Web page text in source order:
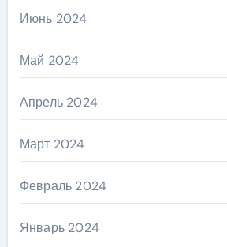
Июнь 2024
Май 2024
Апрель 2024
Март 2024
Февраль 2024
Январь 2024